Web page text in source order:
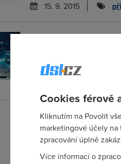
15. 9. 2015
O2 Sport s
svým novým kanálem O2
Cookies férově
Kliknutím na Povolit
marketingové účely
zpracování úplně
Více informací o